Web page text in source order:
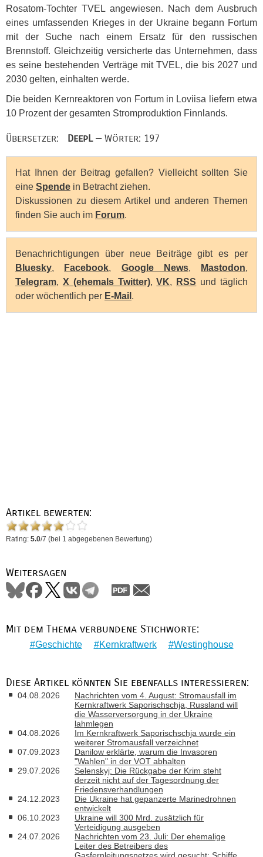
Rosatom-Tochter TVEL angewiesen. Nach dem Ausbruch
eines umfassenden Krieges in der Ukraine begann Fortum
mit der Suche nach einem Ersatz für den russischen
Brennstoff. Gleichzeitig versicherte das Unternehmen, dass
es seine bestehenden Verträge mitTVEL, die bis 2027 und
2030 gelten, einhalten werde.
Die beiden Kernreaktoren von Fortum in Loviisa liefern etwa
10 Prozent der gesamten Stromproduktion Finnlands.
Übersetzer: DeepL— Wörter: 197
Hat Ihnen der Beitrag gefallen? Vielleicht sollten Sie
eine Spende in Betracht ziehen.
Diskussionen zu diesem Artikel und anderen Themen
finden Sie auch im Forum.
Benachrichtigungen über neue Beiträge gibt es per
Bluesky, Facebook, Google News, Mastodon,
Telegram, X (ehemals Twitter),VK, RSS und täglich
oder wöchentlich per E-Mail .
Artikel bewerten:
Rating: 5.0/7 (bei 1 abgegebenen Bewertung)
Weitersagen
Mit dem Thema verbundene Stichworte:
Geschichte Kernkraftwerk Westinghouse
Diese Artikel könnten Sie ebenfalls interessieren:
04.08.2026
Nachrichten vom 4. August: Stromausfall im
Kernkraftwerk Saporischschja, Russland will
die Wasserversorgung in der Ukraine
lahmlegen
04.08.2026
Im Kernkraftwerk Saporischschja wurde ein
weiterer Stromausfall verzeichnet
07.09.2023
Danilow erklärte, warum die Invasoren
"Wahlen" in der VOT abhalten
29.07.2026
Selenskyj: Die Rückgabe der Krim steht
derzeit nicht auf der Tagesordnung der
Friedensverhandlungen
24.12.2023
Die Ukraine hat gepanzerte Marinedrohnen
entwickelt
06.10.2023
Ukraine will 300 Mrd. zusätzlich für
Verteidigung ausgeben
24.07.2026
Nachrichten vom 23. Juli: Der ehemalige
Leiter des Betreibers des
Gasfernleitungsnetzes wird gesucht; Schiffe